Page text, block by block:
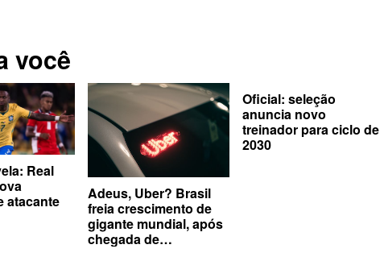
você
Real
atacante
Adeus, Uber? Brasil
freia crescimento de
gigante mundial, após
chegada de
Oficial: seleção
anuncia novo
treinador para ciclo de
2030